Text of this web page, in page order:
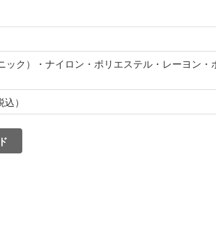
ック）・ナイロン・ポリエステル・レーヨン・
）